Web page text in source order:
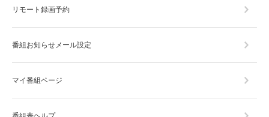
リモート録画予約
番組お知らせメール設定
マイ番組ページ